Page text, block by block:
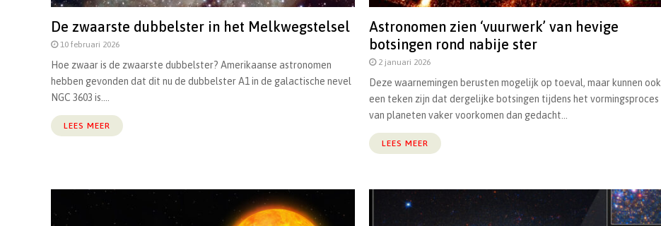
De zwaarste dubbelster in het Melkwegstelsel
10 februari 2026
Hoe zwaar is de zwaarste dubbelster? Amerikaanse astronomen
hebben gevonden dat dit nu de dubbelster A1 in de galactische nevel
NGC 3603 is....
LEES MEER
Astronomen zien ‘vuurwerk’ van hevige
botsingen rond nabije ster
2 januari 2026
Deze waarnemingen berusten mogelijk op toeval, maar kunnen ook
een teken zijn dat dergelijke botsingen tijdens het vormingsproces
van planeten vaker voorkomen dan gedacht...
LEES MEER